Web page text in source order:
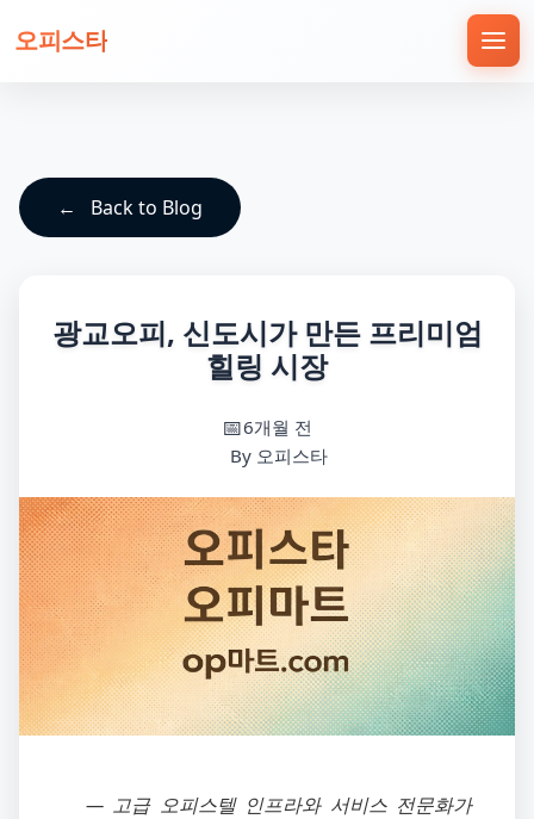
오피스타
Back to Blog
광교오피, 신도시가 만든 프리미엄
힐링 시장
6개월 전
By 오피스타
― 고급 오피스텔 인프라와 서비스 전문화가